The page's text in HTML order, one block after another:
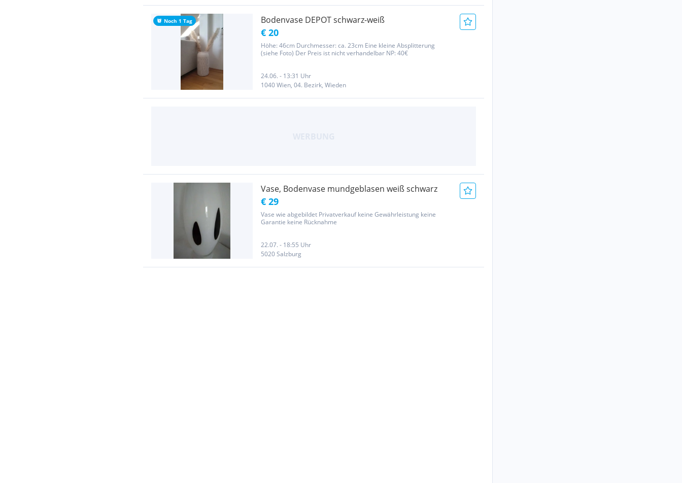
Noch 1 Tag Bodenvase DEPOT schwarz-weiß
€ 20
Höhe: 46cm Durchmesser: ca. 23cm Eine kleine Absplitterung
(siehe Foto) Der Preis ist nicht verhandelbar NP: 40€
24.06. - 13:31 Uhr
1040 Wien, 04. Bezirk, Wieden
Vase, Bodenvase mundgeblasen weiß schwarz
€ 29
Vase wie abgebildet Privatverkauf keine Gewährleistung keine
Garantie keine Rücknahme
22.07. - 18:55 Uhr
5020 Salzburg